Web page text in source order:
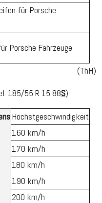
für Porsche
Porsche Fahrzeuge
(ThH)
185/55 R 15 88S)
Höchstgeschwindigkeit
160 km/h
170 km/h
180 km/h
190 km/h
200 km/h